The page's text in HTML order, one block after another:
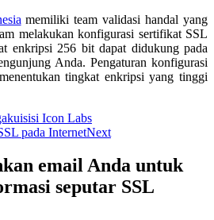
memiliki team validasi handal yang
melakukan konfigurasi sertifikat SSL
enkripsi 256 bit dapat didukung pada
Anda. Pengaturan konfigurasi
tingkat enkripsi yang tinggi
Icon Labs
pada InternetNext
email Anda untuk
seputar SSL